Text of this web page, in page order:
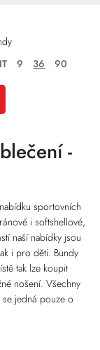
9 36 90
-
sportovních
i softshellové,
naší nabídky jsou
i pro děti. Bundy
tak lze koupit
nošení. Všechny
se jedná pouze o